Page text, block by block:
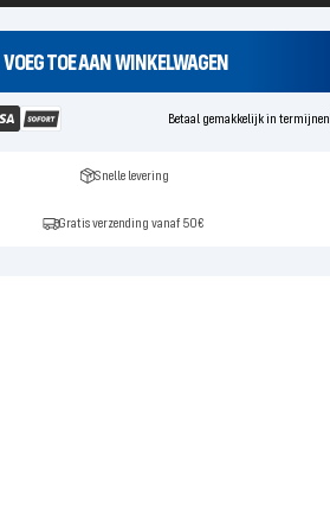
VOEG TOE AAN WINKELWAGEN
Betaal gemakkelijk in termijnen
Snelle levering
Gratis verzending vanaf 50€